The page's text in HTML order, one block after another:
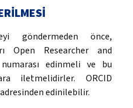
göndermeden önce,
Open Researcher and
edinmeli ve bu
iletmelidirler. ORCID
edinilebilir.